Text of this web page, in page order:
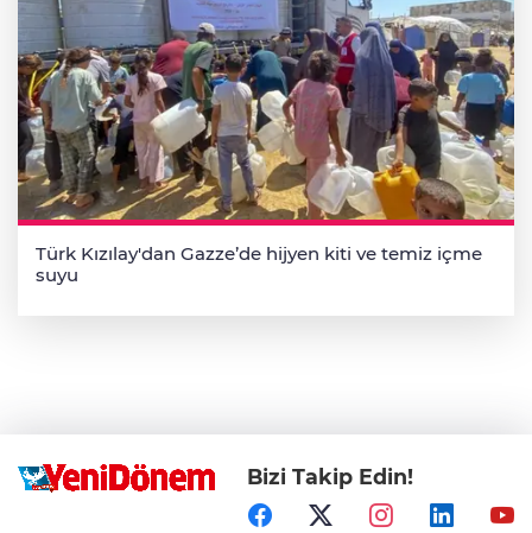
Türk Kızılay'dan Gazze’de hijyen kiti ve temiz içme
suyu
Bizi Takip Edin!